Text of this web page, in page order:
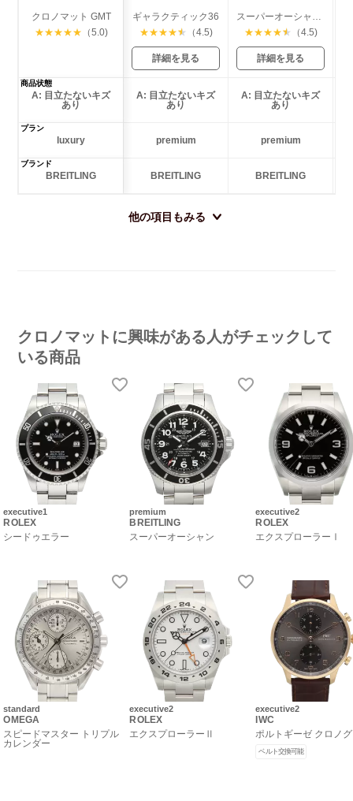
クロノマット GMT
★★★★★ （5.0)
ギャラクティック36
★★★★★ （4.5)
詳細を見る
スーパーオーシャン Ⅱ
★★★★★ （4.5)
詳細を見る
商品状態
A: 目立たないキズ
あり
A: 目立たないキズ
あり
A: 目立たないキズ
あり
プラン
luxury premium premium
ブランド
BREITLING BREITLING BREITLING
他の項目もみる
クロノマットに興味がある人がチェックして
いる商品
executive1
ROLEX
シードゥエラー
standard
OMEGA
スピードマスター トリプル
カレンダー
premium
BREITLING
スーパーオーシャン
executive2
ROLEX
エクスプローラーⅡ
executive2
ROLEX
エクスプローラーⅠ
executive2
IWC
ポルトギーゼ クロノ
ベルト交換可能